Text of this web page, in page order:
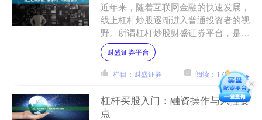
近年来，随着互联网金融的快速发展，
线上杠杆炒股逐渐进入普通投资者的视
野。所谓杠杆炒股财盛证券平台，是指
投资者通过向平台或券商借入资金，以
放大自有资金的投资规模，....
财盛证券平台
栏目：财盛证券 阅读：170
杠杆买股入门：融资操作与风控要
点